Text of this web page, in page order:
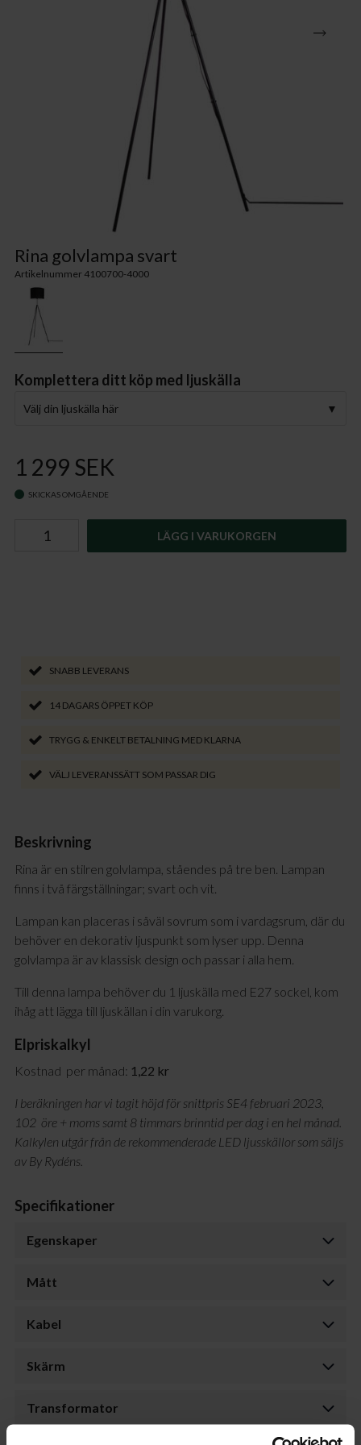
Rina golvlampa svart
Artikelnummer 4100700-4000
Komplettera ditt köp med ljuskälla
Välj din ljuskälla här
1 299 SEK
SKICKAS OMGÅENDE
LÄGG I VARUKORGEN
SNABB LEVERANS
14 DAGARS ÖPPET KÖP
TRYGG & ENKELT BETALNING MED KLARNA
VÄLJ LEVERANSSÄTT SOM PASSAR DIG
Beskrivning
Rina är en stilren golvlampa, ståendes på tre ben. Lampan
finns i två färgställningar; svart och vit.
Lampan kan placeras i såväl sovrum som i vardagsrum, där du
behöver en dekorativ ljuspunkt som lyser upp. Denna
golvlampa är av klassisk design och passar i alla hem.
Till denna lampa behöver du 1 ljuskälla med E27 sockel, kom
ihåg att lägga till ljuskällan i din varukorg.
Elpriskalkyl
Kostnad per månad: 1,22 kr
I beräkningen har vi tagit höjd för snittpris SE4 februari 2023,
102 öre + moms samt 8 timmars brinntid per dag i en hel månad.
Kalkylen utgår från de rekommenderade LED ljusskällor som säljs
av By Rydéns.
Specifikationer
Egenskaper
Mått
Kabel
Skärm
Transformator